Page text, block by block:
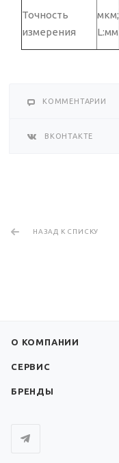
Точность
измерения
мкм;
L:мм
КОММЕНТАРИИ
ВКОНТАКТЕ
НАЗАД К СПИСКУ
О КОМПАНИИ
СЕРВИС
БРЕНДЫ